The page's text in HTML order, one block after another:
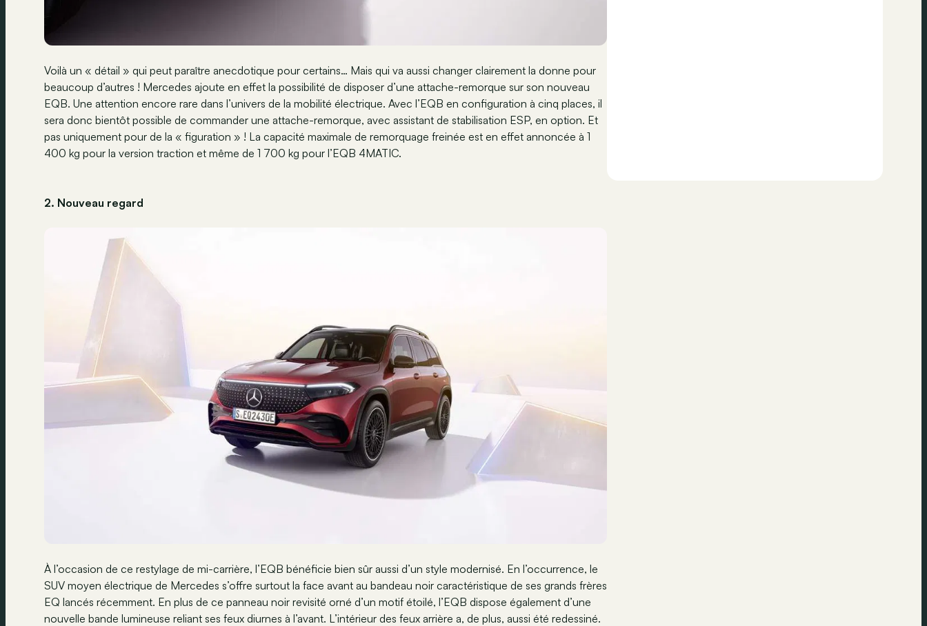
Voilà un « détail » qui peut paraître anecdotique pour certains… Mais qui va aussi changer clairement la donne pour
beaucoup d’autres ! Mercedes ajoute en effet la possibilité de disposer d’une attache-remorque sur son nouveau
EQB. Une attention encore rare dans l’univers de la mobilité électrique. Avec l’EQB en configuration à cinq places, il
sera donc bientôt possible de commander une attache-remorque, avec assistant de stabilisation ESP, en option. Et
pas uniquement pour de la « figuration » ! La capacité maximale de remorquage freinée est en effet annoncée à 1
400 kg pour la version traction et même de 1 700 kg pour l’EQB 4MATIC.
2. Nouveau regard
À l’occasion de ce restylage de mi-carrière, l’EQB bénéficie bien sûr aussi d’un style modernisé. En l’occurrence, le
SUV moyen électrique de Mercedes s’offre surtout la face avant au bandeau noir caractéristique de ses grands frères
EQ lancés récemment. En plus de ce panneau noir revisité orné d’un motif étoilé, l’EQB dispose également d’une
nouvelle bande lumineuse reliant ses feux diurnes à l’avant. L’intérieur des feux arrière a, de plus, aussi été redessiné.